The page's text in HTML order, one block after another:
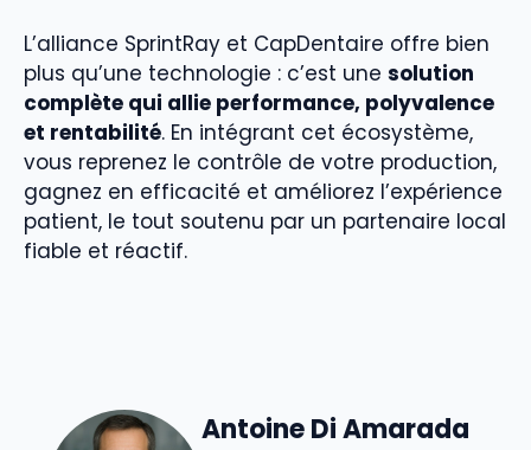
L’alliance SprintRay et CapDentaire offre bien
plus qu’une technologie : c’est une solution
complète qui allie performance, polyvalence
et rentabilité. En intégrant cet écosystème,
vous reprenez le contrôle de votre production,
gagnez en efficacité et améliorez l’expérience
patient, le tout soutenu par un partenaire local
fiable et réactif.
Antoine Di Amarada